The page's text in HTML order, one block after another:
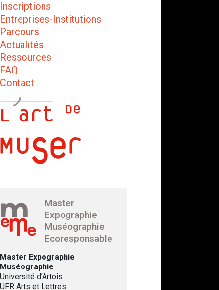
Inscriptions
Entreprises-Institutions
Parcours
Actualités
Ressources
FAQ
Contact
Master
Expographie
Muséographie
Ecoresponsable
Master Expographie
Muséographie
Université d’Artois
UFR Arts et Lettres